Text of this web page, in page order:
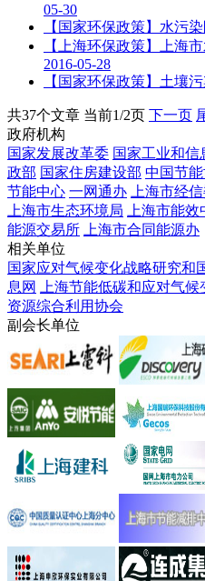
05-30
【国家环保政策】水污
【上海环保政策】上海
2016-05-28
【国家环保政策】土壤
共37个文章 当前1/2页 下一页
政府机构
国家发展改革委 国家工业和信
政部 国家住房建设部 中国节
节能中心 一网通办 上海市经
上海市生态环境局
上海市能效
能源交易所
上海市合同能源办
相关单位
国家应对气候变化战略研究和
息网
上海节能低碳和应对气候
资源综合利用协会
副会长单位